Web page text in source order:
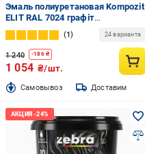
Эмаль полиуретановая Kompozit
ELIT RAL 7024 графіт
шелковистый мат 2,5 л
1 24 варианта
1 240 -186₴
1 054 ₴/шт.
Cамовывоз Доставим